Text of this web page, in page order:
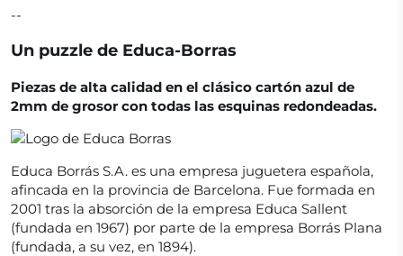
--
Un puzzle de Educa-Borras
Piezas de alta calidad en el clásico cartón azul de
2mm de grosor con todas las esquinas redondeadas.
Educa Borrás S.A. es una empresa juguetera española,
afincada en la provincia de Barcelona. Fue formada en
2001 tras la absorción de la empresa Educa Sallent
(fundada en 1967) por parte de la empresa Borrás Plana
(fundada, a su vez, en 1894).